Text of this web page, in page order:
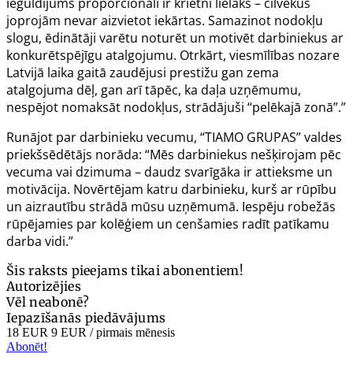
joprojām nevar aizvietot iekārtas. Samazinot nodokļu
slogu, ēdinātāji varētu noturēt un motivēt darbiniekus ar
konkurētspējīgu atalgojumu. Otrkārt, viesmīlības nozare
Latvijā laika gaitā zaudējusi prestižu gan zema
atalgojuma dēļ, gan arī tāpēc, ka daļa uzņēmumu,
nespējot nomaksāt nodokļus, strādājuši “pelēkajā zonā”.”
Runājot par darbinieku vecumu, “TIAMO GRUPAS” valdes
priekšsēdētājs norāda: “Mēs darbiniekus nešķirojam pēc
vecuma vai dzimuma – daudz svarīgāka ir attieksme un
motivācija. Novērtējam katru darbinieku, kurš ar rūpību
un aizrautību strādā mūsu uzņēmumā. Iespēju robežās
rūpējamies par kolēģiem un cenšamies radīt patīkamu
darba vidi.”
Šis raksts pieejams tikai abonentiem!
Autorizējies
Vēl neabonē?
Iepazīšanās piedāvājums
18 EUR 9 EUR / pirmais mēnesis
Abonēt!